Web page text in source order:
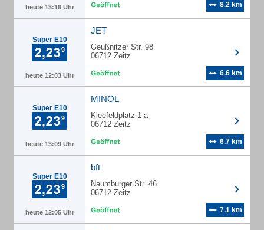
heute 13:16 Uhr 8.2 km
Super E10
heute 12:03 Uhr
JET
Geußnitzer Str. 98
06712 Zeitz
6.6 km
Super E10
heute 13:09 Uhr
MINOL
Kleefeldplatz 1 a
06712 Zeitz
6.7 km
Super E10
heute 12:05 Uhr
bft
Naumburger Str. 46
06712 Zeitz
7.1 km